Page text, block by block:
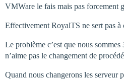
VMWare le fais mais pas forcement
Effectivement RoyalTS ne sert pas à
Le problème c’est que nous
n’aime pas le changement de
Quand nous changerons les serveur